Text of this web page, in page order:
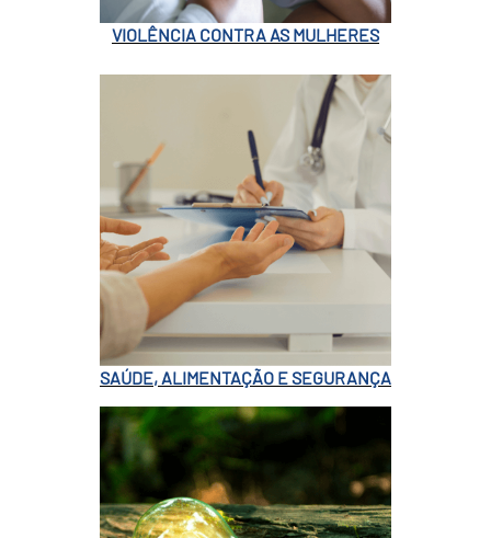
VIOLÊNCIA CONTRA AS MULHERES
SAÚDE, ALIMENTAÇÃO E SEGURANÇA